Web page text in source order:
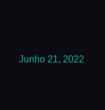
Junho 21, 2022